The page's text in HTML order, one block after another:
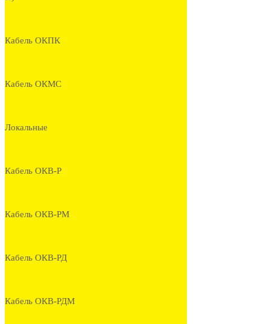
Кабель ОКПК
Кабель ОКМС
Локальные
Кабель ОКВ-Р
Кабель ОКВ-РМ
Кабель ОКВ-РД
Кабель ОКВ-РДМ